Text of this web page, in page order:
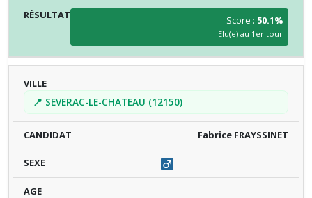
Score : 50.1%
Elu(e) au 1er tour
📍 SEVERAC-LE-CHATEAU (12150)
Fabrice FRAYSSINET